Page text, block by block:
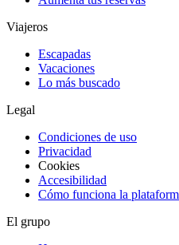
Viajeros
Escapadas
Vacaciones
Lo más buscado
Legal
Condiciones de uso
Privacidad
Cookies
Accesibilidad
Cómo funciona la
El grupo